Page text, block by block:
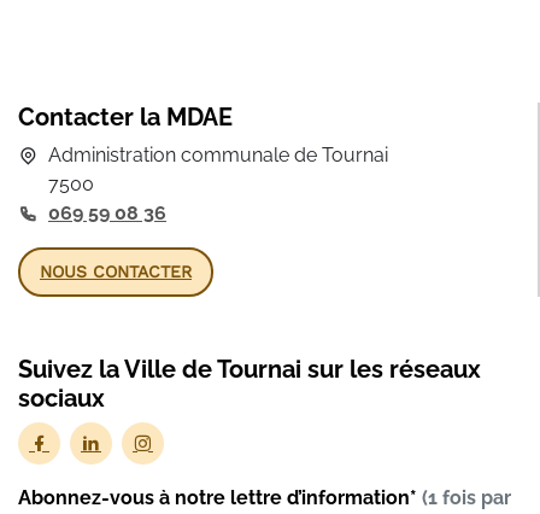
Contacter la MDAE
Administration communale de Tournai
7500
069 59 08 36
NOUS CONTACTER
Suivez la Ville de Tournai sur les réseaux
sociaux
Abonnez-vous à notre lettre d’information* (1 fois par